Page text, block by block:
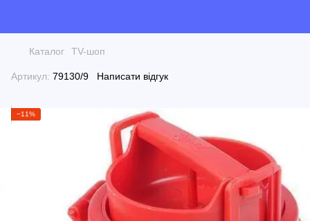
Каталог TV-шоп
Артикул: 79130/9 Написати відгук
−11%